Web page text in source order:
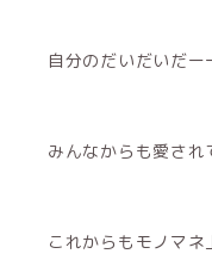
自分のだいだいだ
みんなからも愛さ
これからもモノマネ